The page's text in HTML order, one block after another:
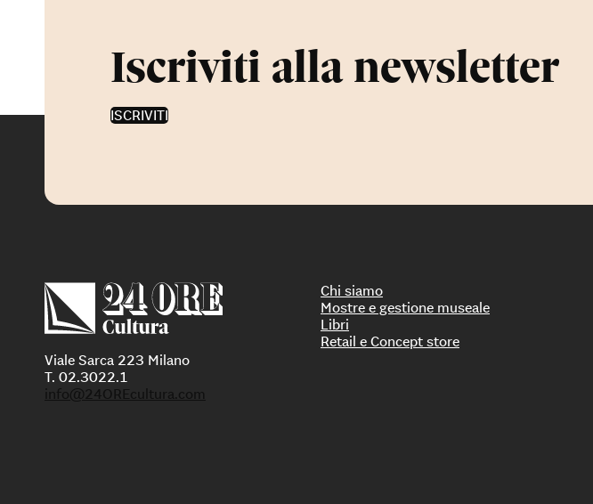
Iscriviti alla newsletter
ISCRIVITI
Viale Sarca 223 Milano
T. 02.3022.1
info@24OREcultura.com
Chi siamo
Mostre e gestione museale
Libri
Retail e Concept store